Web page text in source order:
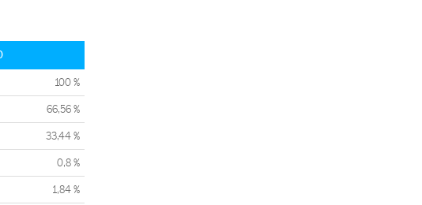
100 %
66,56 %
33,44 %
0,8 %
1,84 %